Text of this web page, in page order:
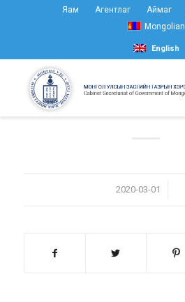
Яам Агентлаг Аймаг
Mongolian
English
2020-03-01
/